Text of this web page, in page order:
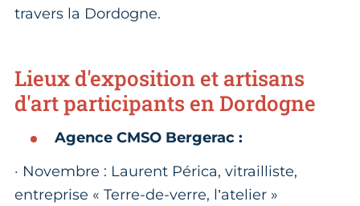
travers la Dordogne.
Lieux d'exposition et artisans
d'art participants en Dordogne
Agence CMSO Bergerac :
· Novembre : Laurent Périca, vitrailliste,
entreprise « Terre-de-verre, l’atelier »